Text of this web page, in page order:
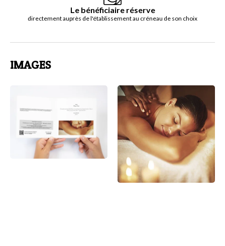
Le bénéficiaire réserve
directement auprès de l'établissement au créneau de son choix
IMAGES